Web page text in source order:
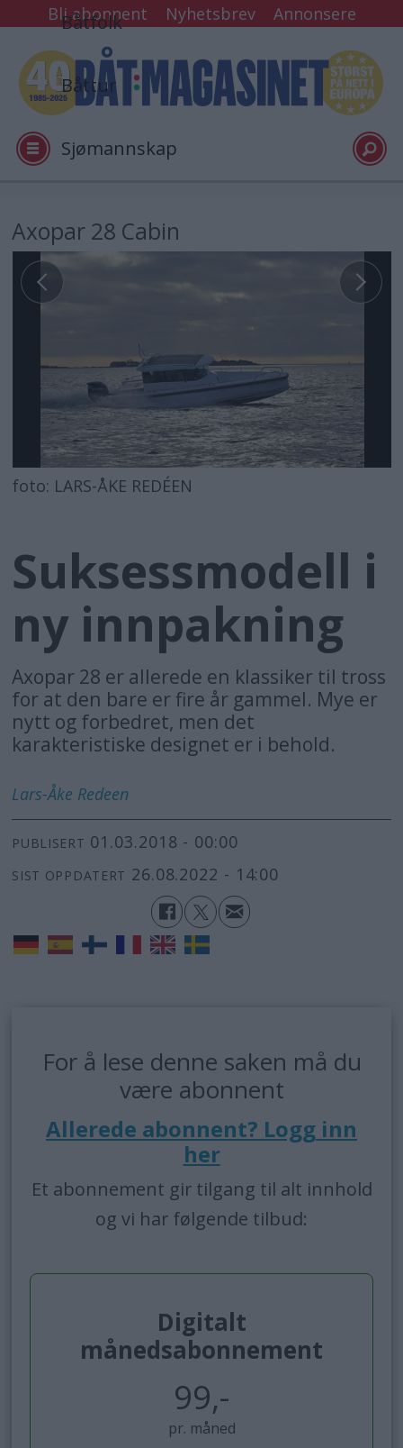
Bli abonnent Nyhetsbrev Annonsere
Båtfolk
Båttur
Sjømannskap
Arkiv
Logg inn
Axopar 28 Cabin
foto: LARS-ÅKE REDÉEN
Suksessmodell i
ny innpakning
Axopar 28 er allerede en klassiker til tross
for at den bare er fire år gammel. Mye er
nytt og forbedret, men det
karakteristiske designet er i behold.
Lars-Åke Redeen
PUBLISERT 01.03.2018 - 00:00
SIST OPPDATERT 26.08.2022 - 14:00
For å lese denne saken må du
være abonnent
Allerede abonnent? Logg inn
her
Et abonnement gir tilgang til alt innhold
og vi har følgende tilbud:
Digitalt
månedsabonnement
99,-
pr. måned